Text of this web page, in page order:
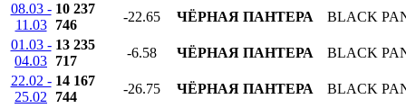
08.03 -
11.03
10 237
746
-22.65 ЧЁРНАЯ ПАНТЕРА
BLACK
01.03 -
04.03
13 235
717
-6.58 ЧЁРНАЯ ПАНТЕРА
BLACK
22.02 -
25.02
14 167
744
-26.75 ЧЁРНАЯ ПАНТЕРА BLACK